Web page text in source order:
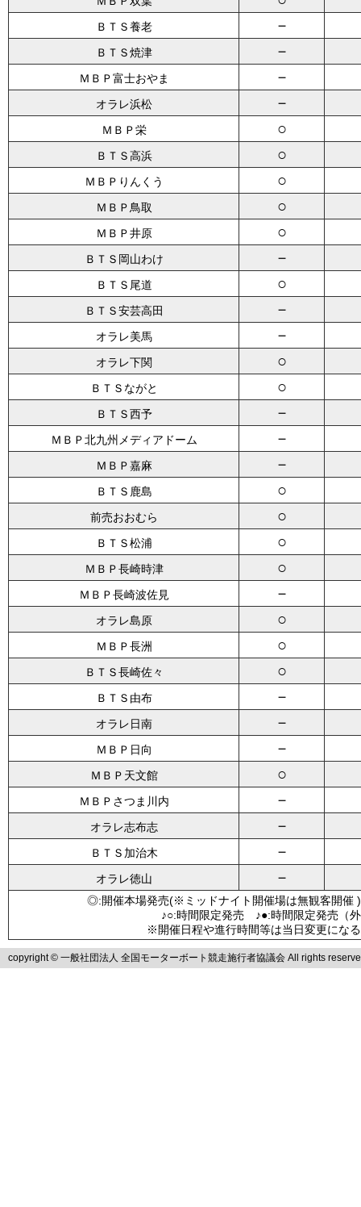
ＢＴＳ養老 －
ＢＴＳ焼津 －
ＭＢＰ富士おやま －
オラレ浜松 －
ＭＢＰ栄 ○
ＢＴＳ高浜 ○
ＭＢＰりんくう ○
ＭＢＰ鳥取 ○
ＭＢＰ井原 ○
ＢＴＳ岡山わけ －
ＢＴＳ尾道 ○
ＢＴＳ安芸高田 －
オラレ美馬 －
オラレ下関 ○
ＢＴＳながと ○
ＢＴＳ西予 －
ＭＢＰ北九州メディアドーム －
ＭＢＰ嘉麻 －
ＢＴＳ鹿島 ○
前売おおむら ○
ＢＴＳ松浦 ○
ＭＢＰ長崎時津 ○
ＭＢＰ長崎波佐見 －
オラレ島原 ○
ＭＢＰ長洲 ○
ＢＴＳ長崎佐々 ○
ＢＴＳ由布 －
オラレ日南 －
ＭＢＰ日向 －
ＭＢＰ天文館 ○
ＭＢＰさつま川内 －
オラレ志布志 －
ＢＴＳ加治木 －
オラレ徳山 －
◎:開催本場発売(※ミッドナイト開催場は無観客
♪○:時間限定発売 ♪●:時間限定発売
※開催日程や進行時間等は当日変更にな
copyright © 一般社団法人 全国モーターボート競走施行者協議会 All rights